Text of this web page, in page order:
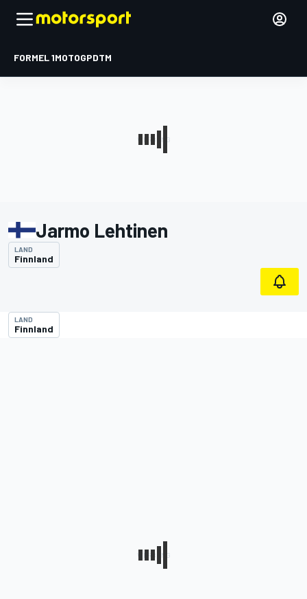
FORMEL 1MOTOGPDTM
Jarmo Lehtinen
LAND
Finnland
LAND
Finnland